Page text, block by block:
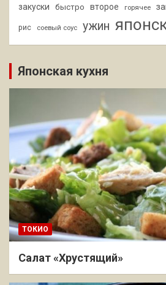
закуски
быстро второе горячее
рис соевый соус ужин
Японская кухня
ТОКИО
Салат «Хрустящий»